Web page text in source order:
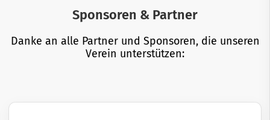
Sponsoren & Partner
Danke an alle Partner und Sponsoren, die unseren
Verein unterstützen: